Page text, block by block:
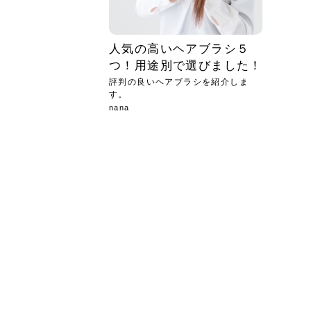
人気の高いヘアブラシ５
つ！用途別で選びました！
評判の良いヘアブラシを紹介しま
す。
nana